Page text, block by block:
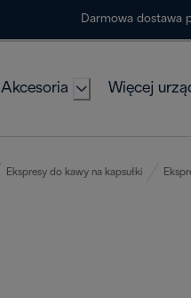
Darmowa dostawa
Akcesoria Więcej
Ekspresy do kawy na kapsułki